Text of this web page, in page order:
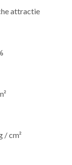
attractie
/ cm²